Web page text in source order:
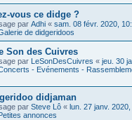
vous ce didge ?
par Adhi « sam. 08 févr. 2020,
de didgeridoos
Son des Cuivres
par LeSonDesCuivres « jeu. 30
- Evénements -
didjaman
par Steve Lô « lun. 27 janv.
annonces